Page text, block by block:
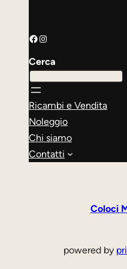
Facebook Instagram
Cerca
Ricambi e Vendita
Noleggio
Chi siamo
Contatti
Coloci
powered by